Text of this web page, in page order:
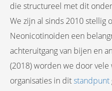
die structureel met dit
We zijn al sinds 2010 stellig
Neonicotinoiden een
achteruitgang van bijen en
(2018) worden we door
organisaties in ditstandpunt